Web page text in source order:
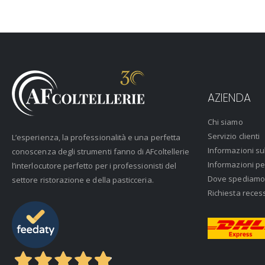
L’esperienza, la professionalità e una perfetta
conoscenza degli strumenti fanno di AFcoltellerie
l’interlocutore perfetto per i professionisti del
settore ristorazione e della pasticceria.
AZIENDA
Chi siamo
Servizio clienti
Informazioni
Informazioni
Dove spediamo
Richiesta